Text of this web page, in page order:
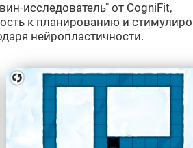
исследователь" от CogniFit,
к планированию и
нейропластичности.